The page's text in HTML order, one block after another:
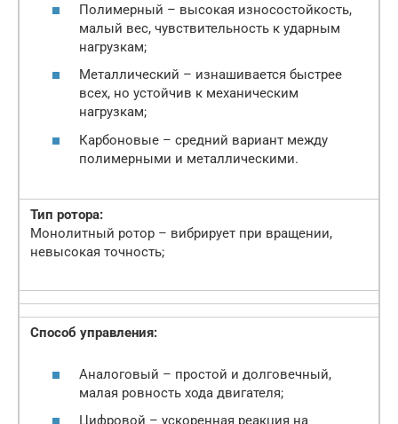
Полимерный – высокая износостойкость,
малый вес, чувствительность к ударным
нагрузкам;
Металлический – изнашивается быстрее
всех, но устойчив к механическим
нагрузкам;
Карбоновые – средний вариант между
полимерными и металлическими.
Тип ротора:
Монолитный ротор – вибрирует при вращении,
невысокая точность;
Способ управления:
Аналоговый – простой и долговечный,
малая ровность хода двигателя;
Цифровой – ускоренная реакция на